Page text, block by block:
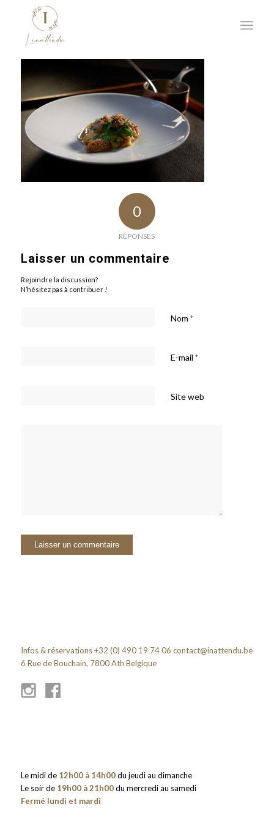
0
RÉPONSES
Laisser un commentaire
Rejoindre la discussion?
N’hésitez pas à contribuer !
Nom *
E-mail *
Site web
Infos & réservations +32 (0) 490 19 74 06 contact@inattendu.be
6 Rue de Bouchain, 7800 Ath Belgique
Le midi de 12h00 à 14h00du jeudi au dimanche
Le soir de 19h00 à 21h00du mercredi au samedi
Fermé lundi et mardi